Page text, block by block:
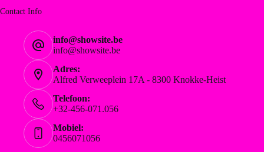
Contact Info
info@showsite.be
info@showsite.be
Adres:
Alfred Verweeplein 17A - 8300 Knokke-Heist
Telefoon:
+32-456-071.056
Mobiel:
0456071056